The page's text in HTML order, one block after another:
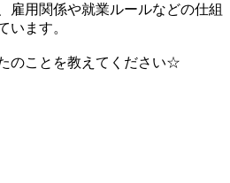
雇用関係や就業ルールなどの仕組
います。
のことを教えてください☆